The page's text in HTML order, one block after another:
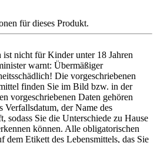
für dieses Produkt.
nicht für Kinder unter 18 Jahren
warnt: Übermäßiger
Die vorgeschriebenen
finden Sie im Bild bzw. in der
vorgeschriebenen Daten gehören
Verfallsdatum, der Name des
sodass Sie die Unterschiede zu Hause
können. Alle obligatorischen
dem Etikett des Lebensmittels, das Sie